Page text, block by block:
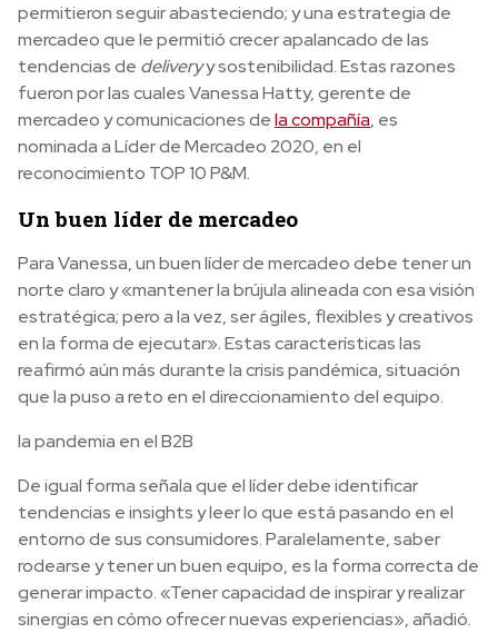
permitieron seguir abasteciendo; y una estrategia de
mercadeo que le permitió crecer apalancado de las
tendencias de deliveryy sostenibilidad. Estas razones
fueron por las cuales Vanessa Hatty, gerente de
mercadeo y comunicaciones dela compañía, es
nominada a Líder de Mercadeo 2020, en el
reconocimiento TOP 10 P&M.
Un buen líder de mercadeo
Para Vanessa, un buen líder de mercadeo debe tener un
norte claro y «mantener la brújula alineada con esa visión
estratégica; pero a la vez, ser ágiles, flexibles y creativos
en la forma de ejecutar». Estas características las
reafirmó aún más durante la crisis pandémica, situación
que la puso a reto en el direccionamiento del equipo.
la pandemia en el B2B
De igual forma señala que el líder debe identificar
tendencias e insights y leer lo que está pasando en el
entorno de sus consumidores. Paralelamente, saber
rodearse y tener un buen equipo, es la forma correcta de
generar impacto. «Tener capacidad de inspirar y realizar
sinergias en cómo ofrecer nuevas experiencias», añadió.